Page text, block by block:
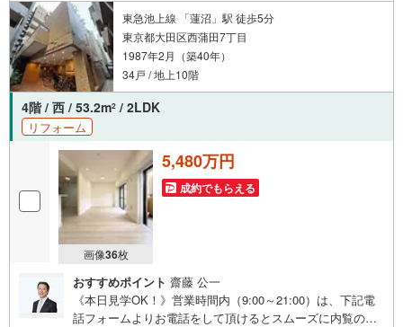
東急池上線 「蓮沼」駅 徒歩5分
東京都大田区西蒲田7丁目
1987年2月（築40年）
34戸 / 地上10階
4階 / 西 / 53.2m2 / 2LDK
リフォーム
画像36枚
5,480万円
成約でもらえる
おすすめポイント 齋藤 公一
《本日見学OK！》営業時間内（9:00～21:00）は、下記電
話フォームよりお電話をして頂けるとスムーズに内覧のご